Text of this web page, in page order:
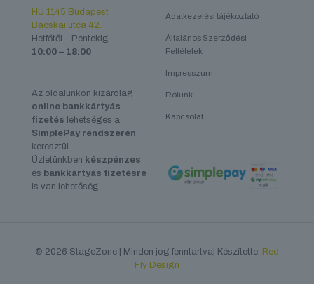
HU 1145 Budapest
Bácskai utca 42.
Hétfőtől – Péntekig
10:00 – 18:00
Az oldalunkon kizárólag
online bankkártyás
fizetés lehetséges a
SimplePay rendszerén
keresztül.
Üzletünkben készpénzes
és bankkártyás fizetésre
is van lehetőség.
Adatkezelési tájékoztató
Általános Szerződési
Feltételek
Impresszum
Rólunk
Kapcsolat
© 2026 StageZone | Minden jog fenntartva| Készítette: Red
Fly Design